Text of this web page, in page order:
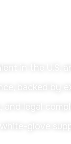
in the U.S.
and legal